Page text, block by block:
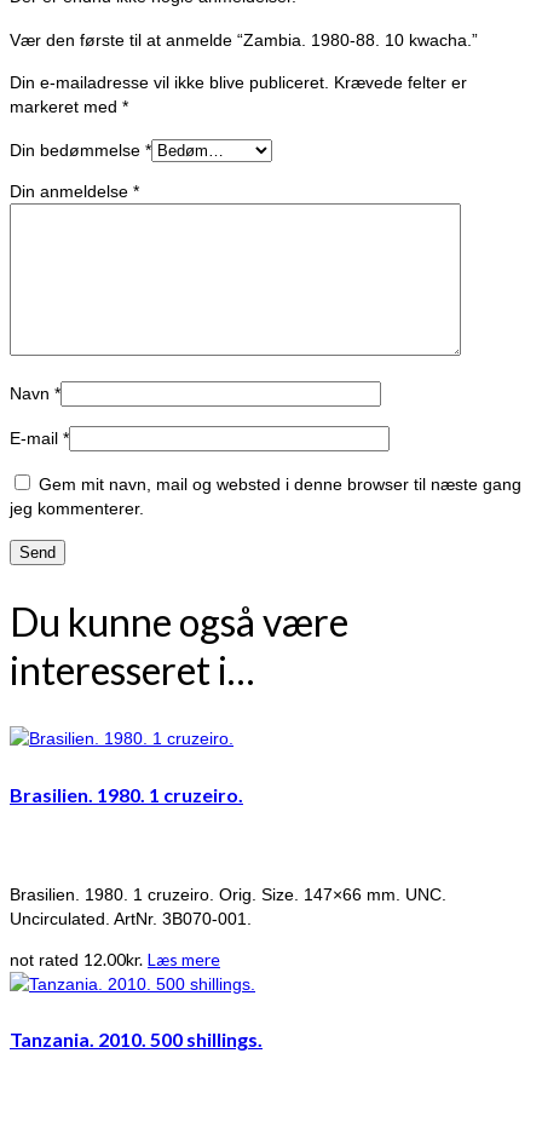
Vær den første til at anmelde “Zambia. 1980-88. 10 kwacha.”
Din e-mailadresse vil ikke blive publiceret. Krævede felter er
markeret med *
Din bedømmelse *
Din anmeldelse *
Navn *
E-mail *
Gem mit navn, mail og websted i denne browser til næste gang
jeg kommenterer.
Du kunne også være
interesseret i…
Brasilien. 1980. 1 cruzeiro.
Brasilien. 1980. 1 cruzeiro. Orig. Size. 147×66 mm. UNC.
Uncirculated. ArtNr. 3B070-001.
not rated 12.00kr. Læs mere
Tanzania. 2010. 500 shillings.